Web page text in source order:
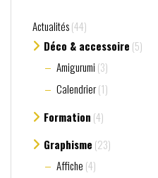
Actualités(44)
Déco & accessoire (5)
Amigurumi (3)
Calendrier(1)
Formation (4)
Graphisme (23)
Affiche (4)